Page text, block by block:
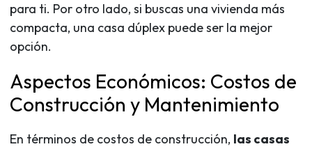
para ti. Por otro lado, si buscas una vivienda más
compacta, una casa dúplex puede ser la mejor
opción.
Aspectos Económicos: Costos de
Construcción y Mantenimiento
En términos de costos de construcción, las casas